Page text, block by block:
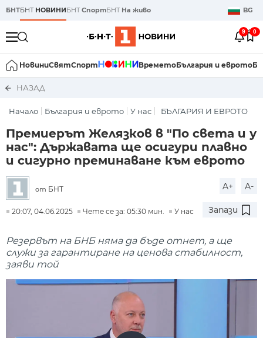
БНТБНТ НОВИНИБНТСпортБНТ На живо BG
9 0
НовиниСвятСпорт ВреметоБългария и еврото
НАЗАД
Начало България и еврото У нас БЪЛГАРИЯ И ЕВРОТО
Премиерът Желязков в "По света и у
нас": Държавата ще осигури плавно
и сигурно преминаване към еврото
от БНТ A+ A-
20:07, 04.06.2025 Чете се за: 05:30 мин. У нас Запази
Резервът на БНБ няма да бъде отнет, а ще
служи за гарантиране на ценова стабилност,
заяви той